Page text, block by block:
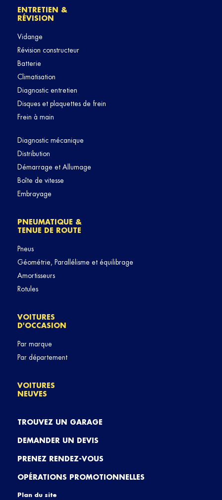
ENTRETIEN &
RÉVISION
Vidange
Révision constructeur
Batterie
Climatisation
Diagnostic entretien
Disques et plaquettes de frein
Frein à main
Diagnostic mécanique
Distribution
Démarrage et Allumage
Boîte de vitesse
Embrayage
PNEUMATIQUE &
TENUE DE ROUTE
Pneus
Géométrie, Parallélisme et équilibrage
Amortisseurs
Rotules
VOITURES
D'OCCASION
Par marque
Par département
VOITURES
NEUVES
TROUVEZ UN GARAGE
DEMANDER UN DEVIS
PRENEZ RENDEZ-VOUS
OPÉRATIONS PROMOTIONNELLES
Plan du site